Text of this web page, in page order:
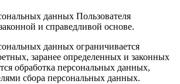
данных Пользователя
и справедливой основе.
данных ограничивается
заранее определенных и законных
обработка персональных данных,
сбора персональных данных.